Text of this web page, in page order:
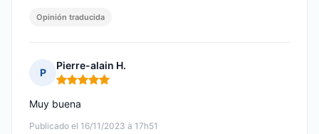
Opinión traducida
P
Pierre-alain H.
Nota: 5 de 5
Publicado el 16/11/2023 à 17h51
Muy buena